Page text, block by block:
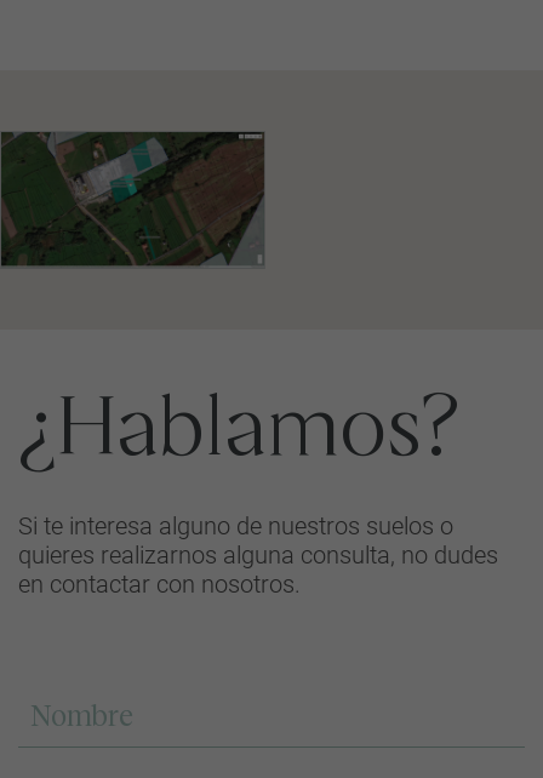
¿Hablamos?
Si te interesa alguno de nuestros suelos o
quieres realizarnos alguna consulta, no dudes
en contactar con nosotros.